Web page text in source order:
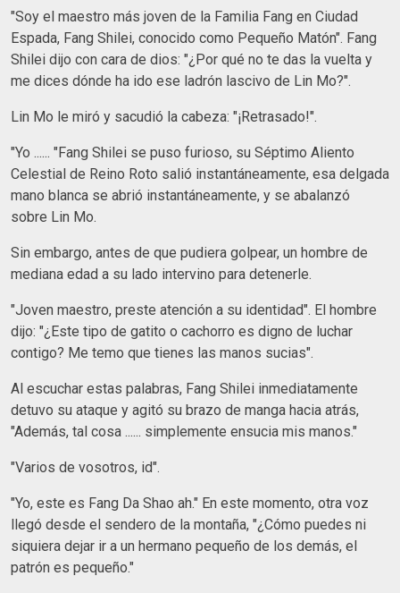
"Soy el maestro más joven de la Familia Fang en Ciudad
Espada, Fang Shilei, conocido como Pequeño Matón". Fang
Shilei dijo con cara de dios: "¿Por qué no te das la vuelta y
me dices dónde ha ido ese ladrón lascivo de Lin Mo?".
Lin Mo le miró y sacudió la cabeza: "¡Retrasado!".
"Yo ...... "Fang Shilei se puso furioso, su Séptimo Aliento
Celestial de Reino Roto salió instantáneamente, esa delgada
mano blanca se abrió instantáneamente, y se abalanzó
sobre Lin Mo.
Sin embargo, antes de que pudiera golpear, un hombre de
mediana edad a su lado intervino para detenerle.
"Joven maestro, preste atención a su identidad". El hombre
dijo: "¿Este tipo de gatito o cachorro es digno de luchar
contigo? Me temo que tienes las manos sucias".
Al escuchar estas palabras, Fang Shilei inmediatamente
detuvo su ataque y agitó su brazo de manga hacia atrás,
"Además, tal cosa ...... simplemente ensucia mis manos."
"Varios de vosotros, id".
"Yo, este es Fang Da Shao ah." En este momento, otra voz
llegó desde el sendero de la montaña, "¿Cómo puedes ni
siquiera dejar ir a un hermano pequeño de los demás, el
patrón es pequeño."